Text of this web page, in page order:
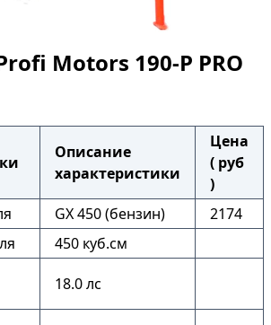
Motors 190-P PRO
Описание
характеристики
Цена
( руб
)
GX 450 (бензин)
2174
450 куб.см
18.0 лс